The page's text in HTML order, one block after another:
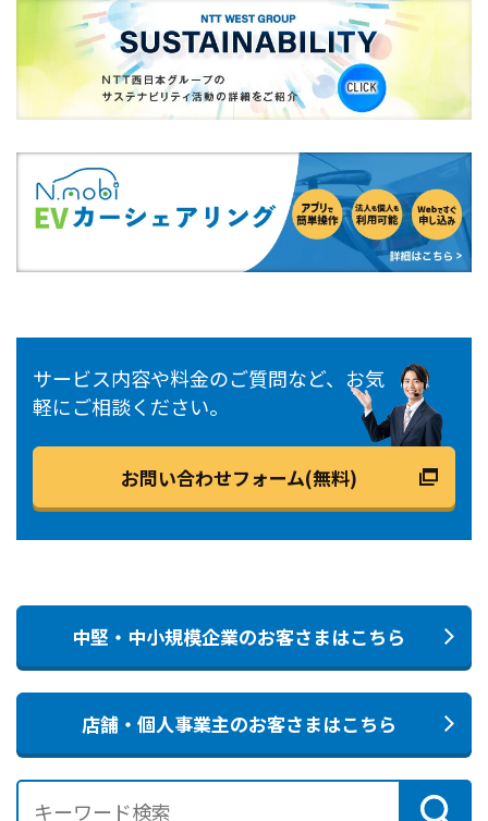
サービス内容や料金のご質問など、お気
軽にご相談ください。
お問い合わせフォーム(無料)
中堅・中小規模企業のお客さまはこちら
店舗・個人事業主のお客さまはこちら